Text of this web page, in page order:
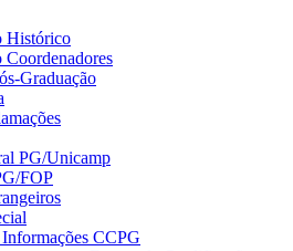
Histórico
Coordenadores
Graduação
PG/Unicamp
FOP
CCPG